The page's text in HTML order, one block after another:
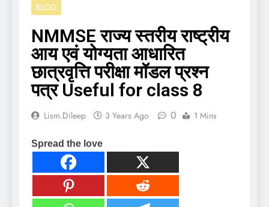
BLOG
NMMSE राज्य स्तरीय राष्ट्रीय
आय एवं योग्यता आधारित
छात्रवृत्ति परीक्षा मॉडल प्रश्न
पत्र Useful for class 8
Lism.dileep 3 Years Ago 0 1 Mins
Spread the love